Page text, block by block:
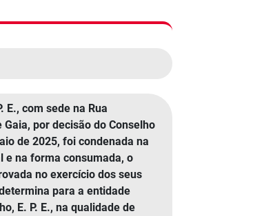
E., com sede na Rua
por decisão do Conselho
de 2025, foi condenada na
e na forma consumada, o
no exercício dos seus
para a entidade
E. P. E., na qualidade de